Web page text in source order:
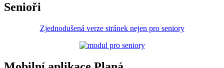
Senioři
Zjednodušená verze stránek nejen pro seniory